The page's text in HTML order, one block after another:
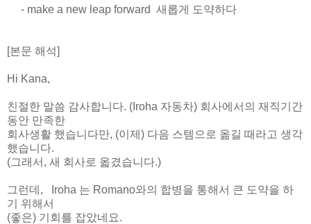
- make a new leap forward 새롭게 도약하다
[본문 해석]
Hi Kana,
친절한 말씀 감사합니다. (Iroha 자동차) 회사에서의 재직기간
동안 만족한
회사생활 했습니다만, (이 제) 다음 스템으로 옮길 때라고 생각
했습니다.
(그래서, 새 회사로 옯겼습니다.)
그런데,
Iroha 는 Romano와의 합병을 통해서 큰 도약을 하
기 위해서
(좋은) 기회를 잡았네요.